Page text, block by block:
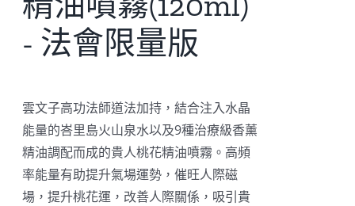
- 法會限量版
雲文子高功法師道法加持，結合注入水晶
能量的峇里島火山泉水以及9種治療級香薰
精油調配而成的貴人桃花精油噴霧。高頻
率能量有助提升氣場運勢，催旺人際磁
場，提升桃花運，改善人際關係，吸引貴